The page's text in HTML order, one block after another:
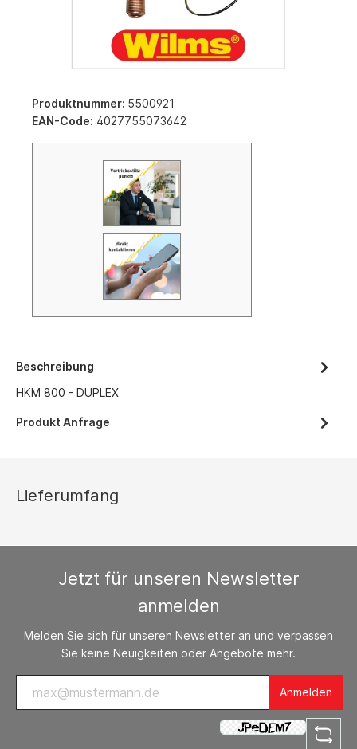
Produktnummer: 5500921
EAN-Code: 4027755073642
Beschreibung
HKM 800 - DUPLEX
Produkt Anfrage
Lieferumfang
Jetzt für unseren Newsletter
anmelden
Melden Sie sich für unseren Newsletter an und verpassen
Sie keine Neuigkeiten oder Angebote mehr.
Anmelden